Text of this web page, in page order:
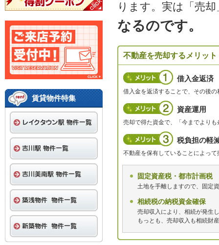
ります。実は「売
なるのです。
不動産を売却するメリット
借入金返済
借入金を返済することで、その後
資産運用
売却で得た資金で、「今までより
税負担の軽
不動産を保有していることによっ
固定資産税・都市計画税
土地を手離しますので、固定
相続税の納税資金確保
売却収入により、相続が発生
もっとも、売却収入も相続財
賃貸物件特集